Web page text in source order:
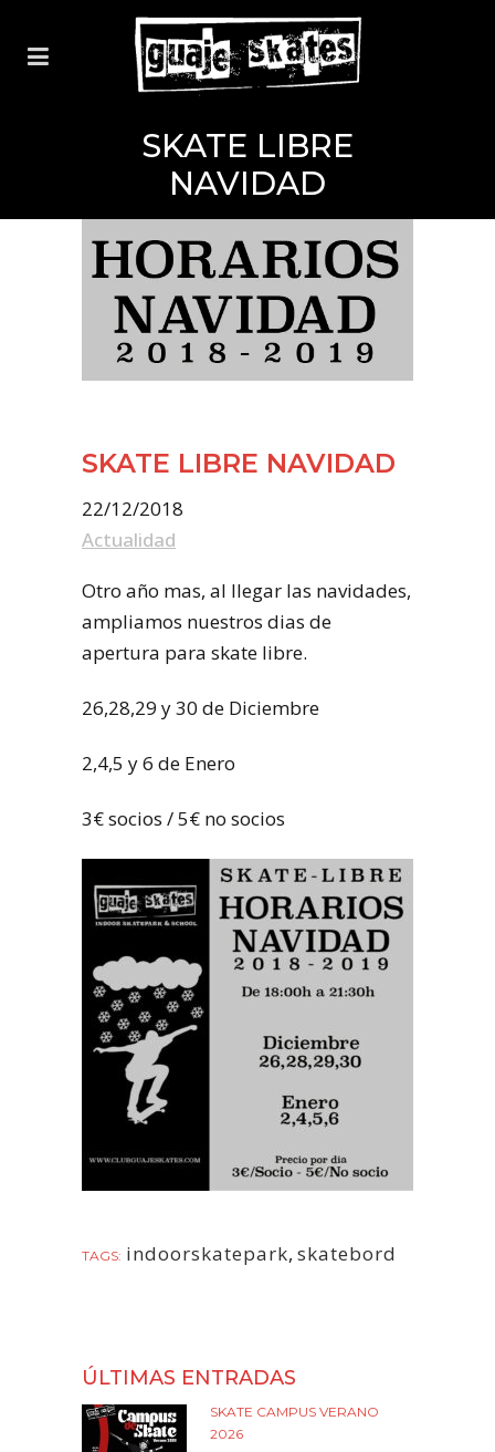
SKATE LIBRE
NAVIDAD
SKATE LIBRE NAVIDAD
22/12/2018
Actualidad
Otro año mas, al llegar las navidades,
ampliamos nuestros dias de
apertura para skate libre.
26,28,29 y 30 de Diciembre
2,4,5 y 6 de Enero
3€ socios / 5€ no socios
TAGS: indoorskatepark, skatebord
ÚLTIMAS ENTRADAS
SKATE CAMPUS VERANO
2026